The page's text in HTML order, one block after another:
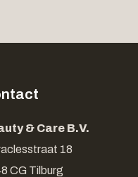
& Care B.V.
18
CG Tilburg